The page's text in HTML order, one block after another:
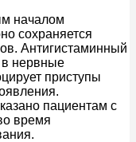
началом
сохраняется
Антигистаминный
в нервные
приступы
пациентам с
время